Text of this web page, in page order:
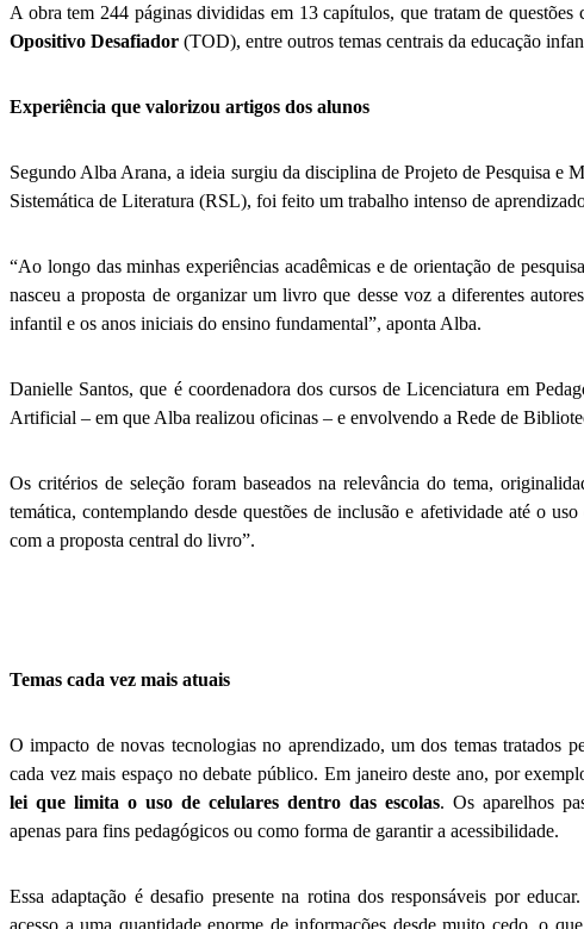
A obra tem 244 páginas divididas em 13 capítulos, que tratam de questões
Opositivo Desafiador (TOD), entre outros temas centrais da educação
Experiência que valorizou artigos dos alunos
Segundo Alba Arana, a ideia surgiu da disciplina de Projeto de Pesquisa e
Sistemática de Literatura (RSL), foi feito um trabalho intenso de
“Ao longo das minhas experiências acadêmicas e de orientação de
nasceu a proposta de organizar um livro que desse voz a diferentes
infantil e os anos iniciais do ensino fundamental”, aponta Alba.
Danielle Santos, que é coordenadora dos cursos de Licenciatura em
Artificial – em que Alba realizou oficinas – e envolvendo a Rede de
Os critérios de seleção foram baseados na relevância do tema,
temática, contemplando desde questões de inclusão e afetividade até o
com a proposta central do livro”.
Temas cada vez mais atuais
O impacto de novas tecnologias no aprendizado, um dos temas tratados
cada vez mais espaço no debate público. Em janeiro deste ano, por
lei que limita o uso de celulares dentro das escolas. Os aparelhos
apenas para fins pedagógicos ou como forma de garantir a acessibilidade.
Essa adaptação é desafio presente na rotina dos responsáveis por
acesso a uma quantidade enorme de informações desde muito cedo, o